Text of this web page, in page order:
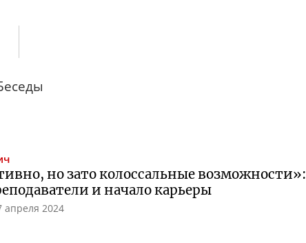
но зато колоссальные возможности»:
и начало карьеры
апреля 2024